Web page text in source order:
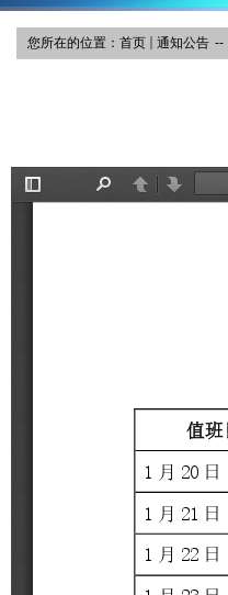
您所在的位置： 首页 通知公告 --